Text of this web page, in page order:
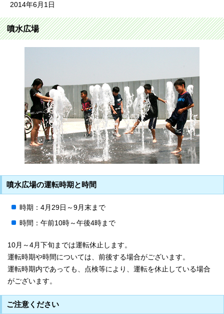
2014年6月1日
噴水広場
噴水広場の運転時期と時間
時期：4月29日～9月末まで
時間：午前10時～午後4時まで
10月～4月下旬までは運転休止します。
運転時期や時間については、前後する場合がございます。
運転時期内であっても、点検等により、運転を休止している場合
がございます。
ご注意ください